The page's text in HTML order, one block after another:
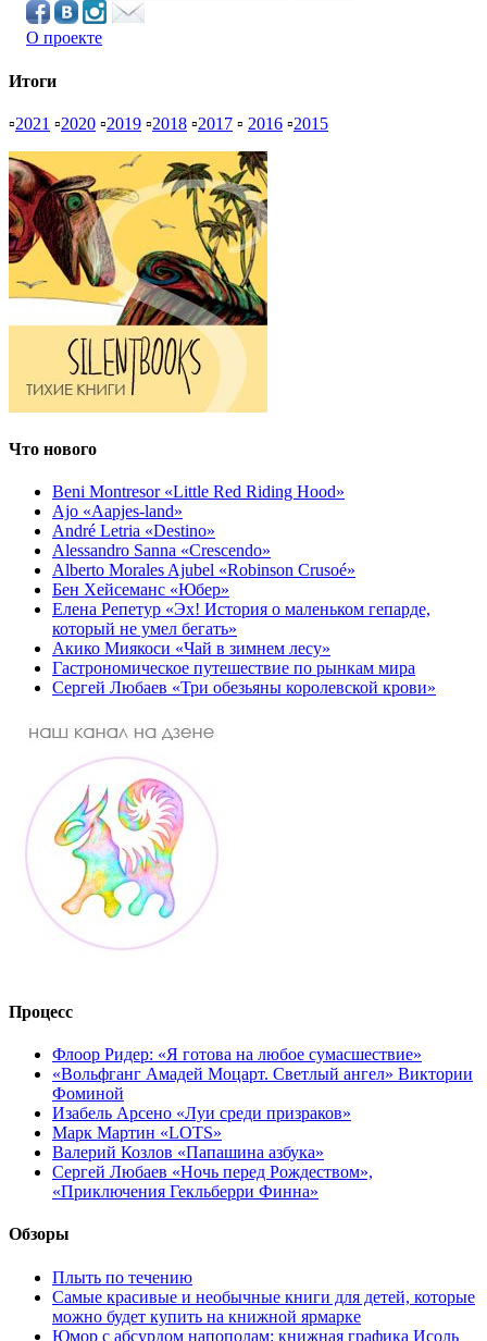
О проекте
Итоги
▫2021 ▫2020 ▫2019 ▫2018 ▫2017 ▫ 2016 ▫2015
Что нового
Beni Montresor «Little Red Riding Hood»
Ajo «Aapjes-land»
André Letria «Destino»
Alessandro Sanna «Crescendo»
Alberto Morales Ajubel «Robinson Crusoé»
Бен Хейсеманс «Юбер»
Елена Репетур «Эх! История о маленьком гепарде,
который не умел бегать»
Акико Миякоси «Чай в зимнем лесу»
Гастрономическое путешествие по рынкам мира
Сергей Любаев «Три обезьяны королевской крови»
Процесс
Флоор Ридер: «Я готова на любое сумасшествие»
«Вольфганг Амадей Моцарт. Светлый ангел» Виктории
Фоминой
Изабель Арсено «Луи среди призраков»
Марк Мартин «LOTS»
Валерий Козлов «Папашина азбука»
Сергей Любаев «Ночь перед Рождеством»,
«Приключения Гекльберри Финна»
Обзоры
Плыть по течению
Самые красивые и необычные книги для детей, которые
можно будет купить на книжной ярмарке
Юмор с абсурдом напополам: книжная графика Исоль